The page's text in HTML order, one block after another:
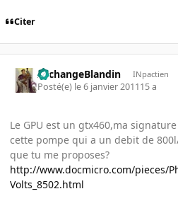
Citer
ArchangeBlandin INpactien
Posté(e) le 6 janvier 201115 a
Le GPU est un gtx460,ma
cette pompe qui a un debit de
que tu me proposes?
http://www.docmicro.com/pieces/
Volts_8502.html